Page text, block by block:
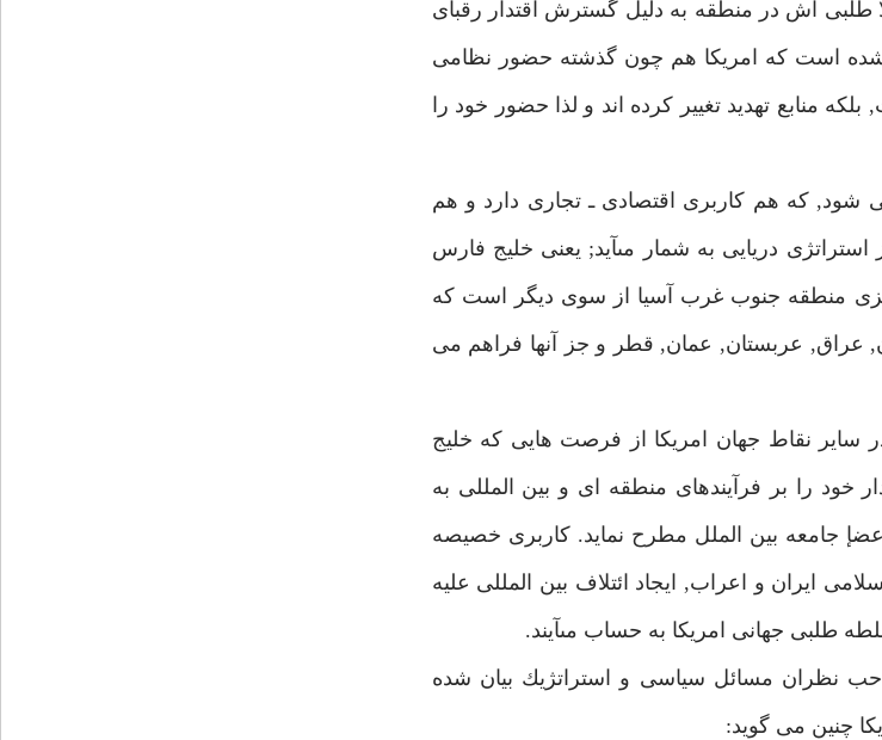
طلبى اش در منطقه به دليل گسترش اقتدار رقباى
شده است كه امريكا هم چون گذشته حضور نظامى
منابع تهديد تغيير كرده اند و لذا حضور خود را
كه هم كاربرى اقتصادى ـ تجارى دارد و هم
دريايى به شمار مىآيد; يعنى خليج فارس
منطقه جنوب غرب آسيا از سوى ديگر است كه
عراق, عربستان, عمان, قطر و جز آنها فراهم مى
ساير نقاط جهان امريكا از فرصت هايى كه خليج
خود را بر فرآيندهاى منطقه اى و بين المللى به
جامعه بين الملل مطرح نمايد. كاربرى خصيصه
ايران و اعراب, ايجاد ائتلاف بين المللى عليه
طلبى جهانى امريكا به حساب مىآيند.
نظران مسائل سياسى و استراتژيك بيان شده